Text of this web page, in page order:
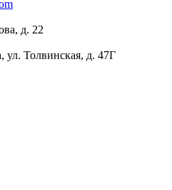
д. 22
ул. Толвинская, д. 47Г